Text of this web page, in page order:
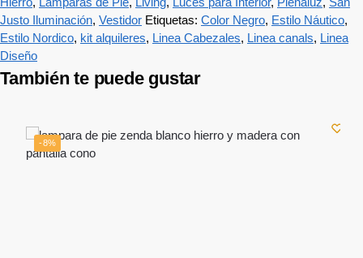
Justo Iluminación, Vestidor Etiquetas: Color Negro, Estilo Náutico,
Estilo Nordico, kit alquileres, Linea Cabezales, Linea canals, Linea
Diseño
También te puede gustar
-8%